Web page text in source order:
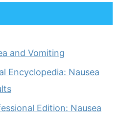
and Vomiting
Encyclopedia: Nausea
Edition: Nausea